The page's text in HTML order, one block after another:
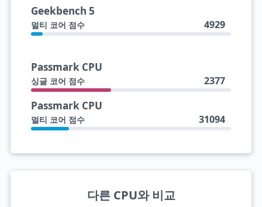
Geekbench 5
멀티 코어 점수 4929
Passmark CPU
싱글 코어 점수 2377
Passmark CPU
멀티 코어 점수 31094
다른 CPU와 비교